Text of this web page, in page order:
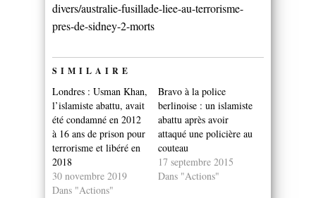
divers/australie-fusillade-liee-au-terrorisme-
pres-de-sidney-2-morts
SIMILAIRE
Londres : Usman Khan,
l’islamiste abattu, avait
été condamné en 2012
à 16 ans de prison pour
terrorisme et libéré en
2018
30 novembre 2019
Dans "Actions"
Bravo à la police
berlinoise : un islamiste
abattu après avoir
attaqué une policière au
couteau
17 septembre 2015
Dans "Actions"